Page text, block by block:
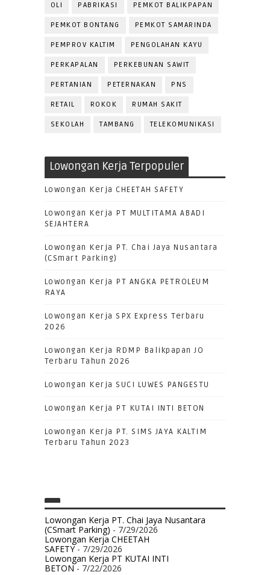
OLI PABRIKASI PEMKOT BALIKPAPAN
PEMKOT BONTANG PEMKOT SAMARINDA
PEMPROV KALTIM PENGOLAHAN KAYU
PERKAPALAN PERKEBUNAN SAWIT
PERTANIAN PETERNAKAN PNS
RETAIL ROKOK RUMAH SAKIT
SEKOLAH TAMBANG TELEKOMUNIKASI
Lowongan Kerja Terpopuler
Lowongan Kerja CHEETAH SAFETY
Lowongan Kerja PT MULTITAMA ABADI
SEJAHTERA
Lowongan Kerja PT. Chai Jaya Nusantara
(CSmart Parking)
Lowongan Kerja PT ANGKA PETROLEUM
RAYA
Lowongan Kerja SPX Express Terbaru
2026
Lowongan Kerja RDMP Balikpapan JO
Terbaru Tahun 2026
Lowongan Kerja SUCI LUWES PANGESTU
Lowongan Kerja PT KUTAI INTI BETON
Lowongan Kerja PT. SIMS JAYA KALTIM
Terbaru Tahun 2023
Lowongan Kerja PT. Chai Jaya Nusantara
(CSmart Parking) - 7/29/2026
Lowongan Kerja CHEETAH
SAFETY- 7/29/2026
Lowongan Kerja PT KUTAI INTI
BETON- 7/22/2026